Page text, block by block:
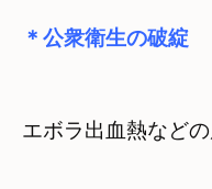
＊公衆衛生の破綻
エボラ出血熱など